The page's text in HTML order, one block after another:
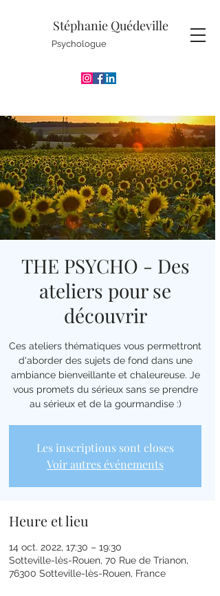
Psychologue
Stéphanie Quédeville
THE PSYCHO - Des
ateliers pour se
découvrir
Ces ateliers thématiques vous permettront
d'aborder des sujets de fond dans une
ambiance bienveillante et chaleureuse. Je
vous promets du sérieux sans se prendre
au sérieux et de la gourmandise :)
Les inscriptions sont closes
Voir autres événements
Heure et lieu
14 oct. 2022, 17:30 – 19:30
Sotteville-lès-Rouen, 70 Rue de Trianon,
76300 Sotteville-lès-Rouen, France